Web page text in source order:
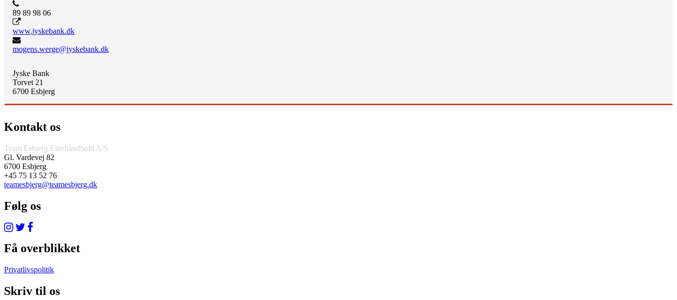
89 89 98 06
www.jyskebank.dk
mogens.werge@jyskebank.dk
Jyske Bank
Torvet 21
6700 Esbjerg
Kontakt os
Team Esbjerg Elitehåndbold A/S
Gl. Vardevej 82
6700 Esbjerg
+45 75 13 52 76
teamesbjerg@teamesbjerg.dk
Følg os
Få overblikket
Privatlivspolitik
Skriv til os